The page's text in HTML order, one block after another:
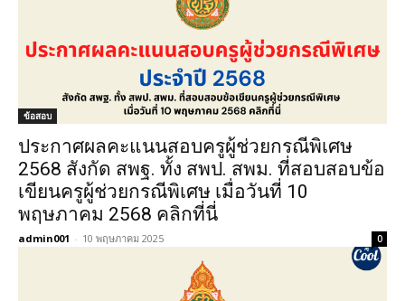
ข้อสอบ
ประกาศผลคะแนนสอบครูผู้ช่วยกรณีพิเศษ
2568 สังกัด สพฐ. ทั้ง สพป. สพม. ที่สอบสอบข้อ
เขียนครูผู้ช่วยกรณีพิเศษ เมื่อวันที่ 10
พฤษภาคม 2568 คลิกที่นี่
admin001 - 10 พฤษภาคม 2025 0